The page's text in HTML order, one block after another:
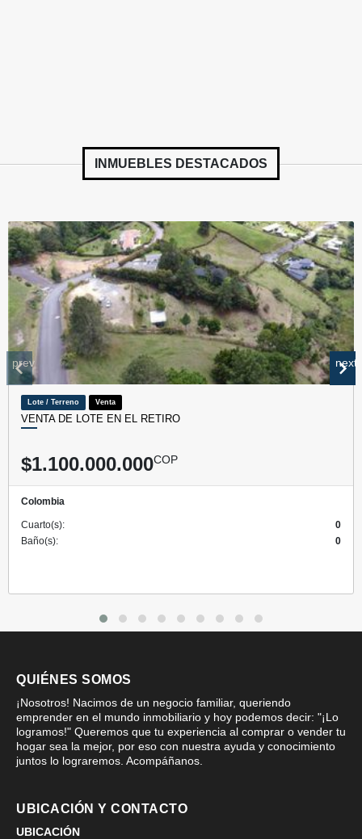
INMUEBLES DESTACADOS
Lote / Terreno Venta
VENTA DE LOTE EN EL RETIRO
$1.100.000.000COP
Colombia
Cuarto(s):
0
Baño(s):
0
prev next
QUIÉNES SOMOS
¡Nosotros! Nacimos de un negocio familiar, queriendo
emprender en el mundo inmobiliario y hoy podemos decir: "¡Lo
logramos!" Queremos que tu experiencia al comprar o vender tu
hogar sea la mejor, por eso con nuestra ayuda y conocimiento
juntos lo lograremos. Acompáñanos.
UBICACIÓN Y CONTACTO
UBICACIÓN